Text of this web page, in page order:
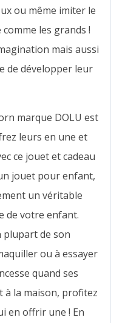
ou même imiter le
les grands !
mais aussi
de développer leur
marque DOLU est
leurs en une et
ce jouet et cadeau
jouet pour enfant,
un véritable
de votre enfant.
plupart de son
ou à essayer
quand ses
à la maison, profitez
en offrir une ! En